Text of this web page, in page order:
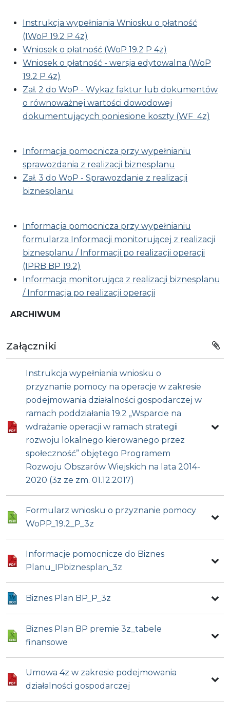
Instrukcja wypełniania Wniosku o płatność
(IWoP 19.2 P 4z)
Wniosek o płatność (WoP 19.2 P 4z)
Wniosek o płatność - wersja edytowalna (WoP
19.2 P 4z)
Zał. 2 do WoP - Wykaz faktur lub dokumentów
o równoważnej wartości dowodowej
dokumentujących poniesione koszty (WF 4z)
Informacja pomocnicza przy wypełnianiu
sprawozdania z realizacji biznesplanu
Zał. 3 do WoP - Sprawozdanie z realizacji
biznesplanu
Informacja pomocnicza przy wypełnianiu
formularza Informacji monitorującej z realizacji
biznesplanu / Informacji po realizacji operacji
(IPRB BP 19.2)
Informacja monitorująca z realizacji biznesplanu
/ Informacja po realizacji operacji
ARCHIWUM
Załączniki
Instrukcja wypełniania wniosku o
przyznanie pomocy na operacje w zakresie
podejmowania działalności gospodarczej w
ramach poddziałania 19.2 „Wsparcie na
wdrażanie operacji w ramach strategii
rozwoju lokalnego kierowanego przez
społeczność” objętego Programem
Rozwoju Obszarów Wiejskich na lata 2014-
2020 (3z ze zm. 01.12.2017)
Formularz wniosku o przyznanie pomocy
WoPP_19.2_P_3z
Informacje pomocnicze do Biznes
Planu_IPbiznesplan_3z
Biznes Plan BP_P_3z
Biznes Plan BP premie 3z_tabele
finansowe
Umowa 4z w zakresie podejmowania
działalności gospodarczej